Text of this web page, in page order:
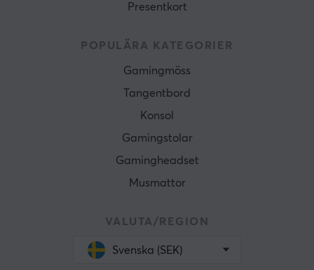
Presentkort
POPULÄRA KATEGORIER
Gamingmöss
Tangentbord
Konsol
Gamingstolar
Gamingheadset
Musmattor
VALUTA/REGION
Svenska (SEK)